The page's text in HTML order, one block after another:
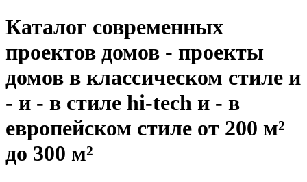
Каталог современных
проектов домов - проекты
домов в классическом стиле и
- и - в стиле hi-tech и - в
европейском стиле от 200 м²
до 300 м²